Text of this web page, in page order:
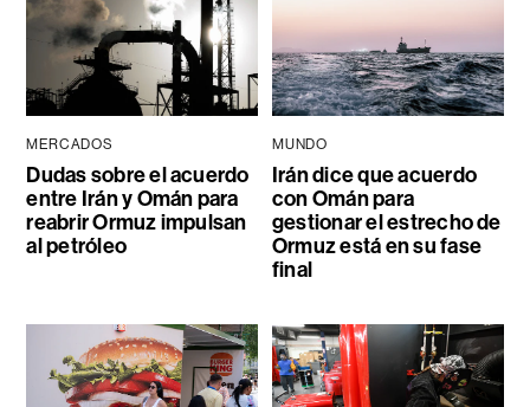
MERCADOS
Dudas sobre el acuerdo
entre Irán y Omán para
reabrir Ormuz impulsan
al petróleo
MUNDO
Irán dice que acuerdo
con Omán para
gestionar el estrecho de
Ormuz está en su fase
final